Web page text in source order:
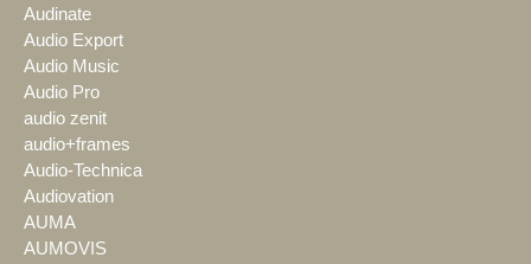
Audinate
Audio Export
Audio Music
Audio Pro
audio zenit
audio+frames
Audio-Technica
Audiovation
AUMA
AUMOVIS